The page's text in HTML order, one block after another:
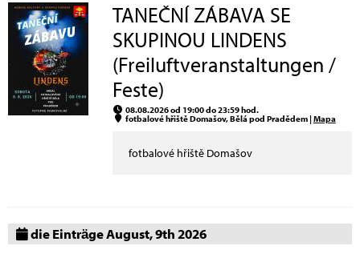
TANEČNÍ ZÁBAVA SE
SKUPINOU LINDENS
(Freiluftveranstaltungen /
Feste)
08.08.2026 od 19:00 do 23:59 hod.
fotbalové hřiště Domašov, Bělá pod Pradědem |Mapa
fotbalové hřiště Domašov
die Einträge August, 9th 2026